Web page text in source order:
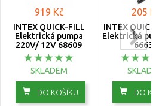
919 Kč
INTEX QUICK-FILL
Elektrická pumpa
220V/ 12V 68609
SKLADEM
DO KOŠÍKU
205 Kč
INTEX QUICK-
Elektrická
66636
DO